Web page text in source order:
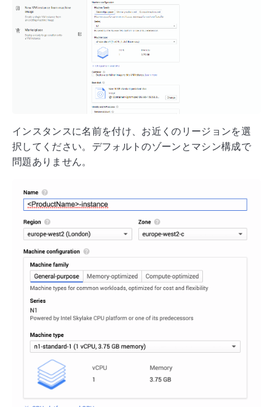
インスタンスに名前を付け、お近くのリージョンを選
択してください。デフォルトのゾーンとマシン構成で
問題ありません。